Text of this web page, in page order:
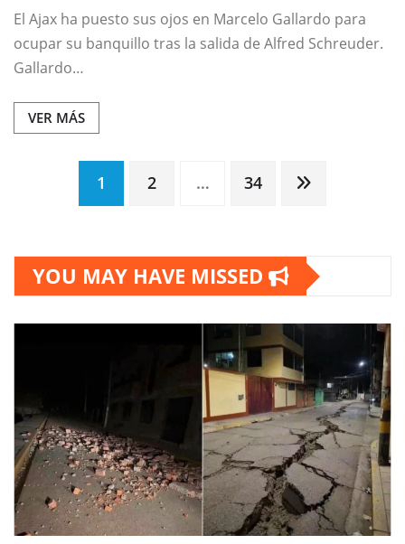
El Ajax ha puesto sus ojos en Marcelo Gallardo para
ocupar su banquillo tras la salida de Alfred Schreuder.
Gallardo…
VER MÁS
Paginación
entradas
1 2 … 34
YOU MAY HAVE MISSED